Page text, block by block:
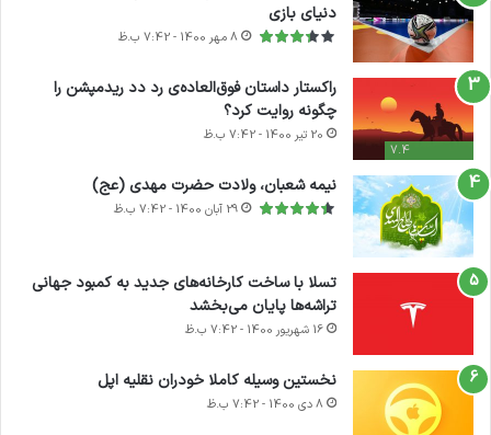
دنیای بازی
8 مهر 1400 - 7:42 ب.ظ
7.4
راکستار داستان فوق‌العاده‌ی رد دد ریدمپشن را
چگونه روایت کرد؟
20 تیر 1400 - 7:42 ب.ظ
نیمه شعبان، ولادت حضرت مهدی (عج)
29 آبان 1400 - 7:42 ب.ظ
تسلا با ساخت کارخانه‌های جدید به کمبود جهانی
تراشه‌ها پایان می‌بخشد
16 شهریور 1400 - 7:42 ب.ظ
نخستین وسیله کاملا خودران نقلیه اپل
8 دی 1400 - 7:42 ب.ظ